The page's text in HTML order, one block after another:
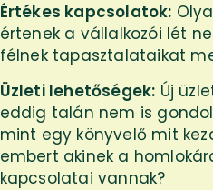
Értékes kapcsolatok:
értenek a vállalkozói lét
félnek tapasztalataikat
Üzleti lehetőségek: Új
eddig talán nem is
mint egy könyvelő mit
embert akinek a
kapcsolatai vannak?